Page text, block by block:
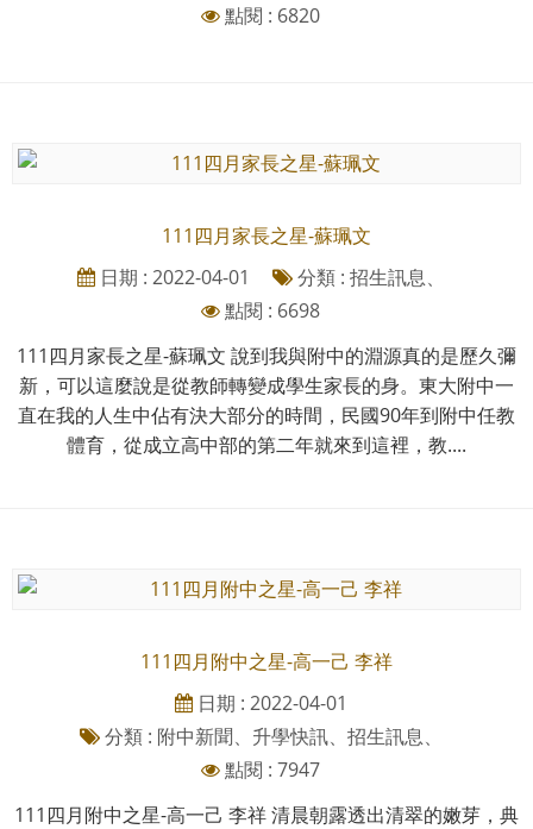
點閱 : 6820
111四月家長之星-蘇珮文
日期 : 2022-04-01
分類 : 招生訊息、
點閱 : 6698
111四月家長之星-蘇珮文 說到我與附中的淵源真的是歷久彌
新，可以這麼說是從教師轉變成學生家長的身。東大附中一
直在我的人生中佔有決大部分的時間，民國90年到附中任教
體育，從成立高中部的第二年就來到這裡，教....
111四月附中之星-高一己 李祥
日期 : 2022-04-01
分類 : 附中新聞、升學快訊、招生訊息、
點閱 : 7947
111四月附中之星-高一己 李祥 清晨朝露透出清翠的嫩芽，典